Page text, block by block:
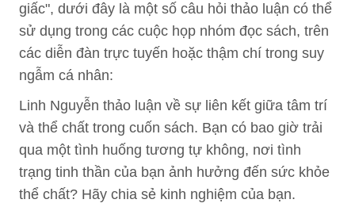
giấc", dưới đây là một số câu hỏi thảo luận có thể
sử dụng trong các cuộc họp nhóm đọc sách, trên
các diễn đàn trực tuyến hoặc thậm chí trong suy
ngẫm cá nhân:
Linh Nguyễn thảo luận về sự liên kết giữa tâm trí
và thể chất trong cuốn sách. Bạn có bao giờ trải
qua một tình huống tương tự không, nơi tình
trạng tinh thần của bạn ảnh hưởng đến sức khỏe
thể chất? Hãy chia sẻ kinh nghiệm của bạn.